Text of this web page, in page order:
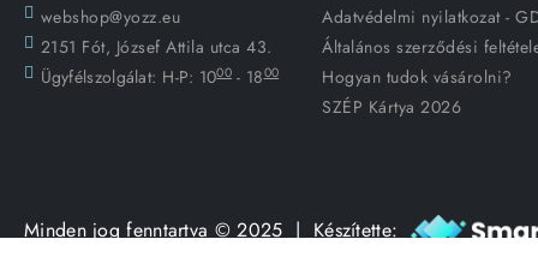
webshop@yozz.eu
2151 Fót, József Attila utca 43.
Ügyfélszolgálat: H-P: 1000 - 1800
Adatvédelmi nyilatkozat -
Általános szerződési
Hogyan tudok vásárolni?
SZÉP Kártya 2026
Minden jog fenntartva © 2025 | Készítette: